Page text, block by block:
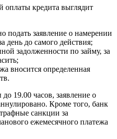
оплаты кредита выглядит
подать заявление о намерении
день до самого действия;
задолженности по займу, за
вносится определенная
19.00 часов, заявление о
Кроме того, банк
санкции за
ежемесячного платежа